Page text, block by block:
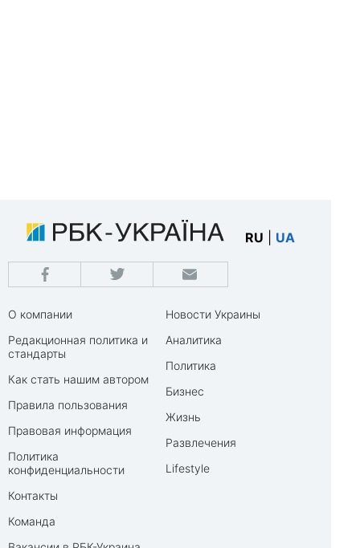
RU UA
О компании
Редакционная политика и
стандарты
Как стать нашим автором
Правила пользования
Правовая информация
Политика
конфиденциальности
Контакты
Команда
Новости Украины
Аналитика
Политика
Бизнес
Жизнь
Развлечения
Lifestyle